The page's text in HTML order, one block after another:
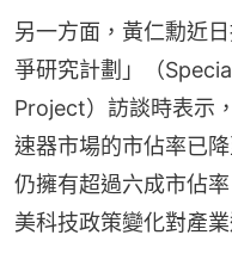
另一方面，黃仁勳近
爭研究計劃」（
Project）訪談時表示
速器市場的市佔率已
仍擁有超過六成市佔
美科技政策變化對產